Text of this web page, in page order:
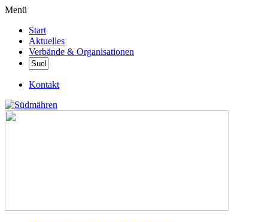
Menü
Start
Aktuelles
Verbände & Organisationen
Kontakt